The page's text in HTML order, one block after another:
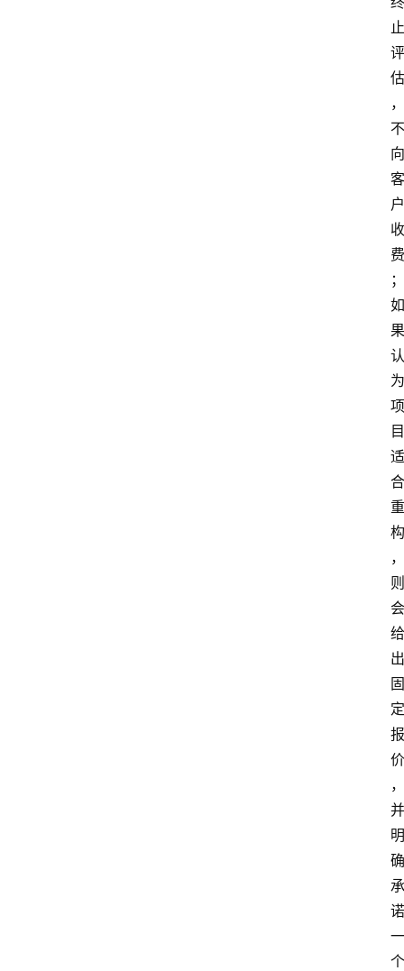
止
评
估
，
不
向
客
户
收
费
；
如
果
认
为
项
目
适
合
重
构
，
则
会
给
出
固
定
报
价
，
并
明
确
承
诺
一
个